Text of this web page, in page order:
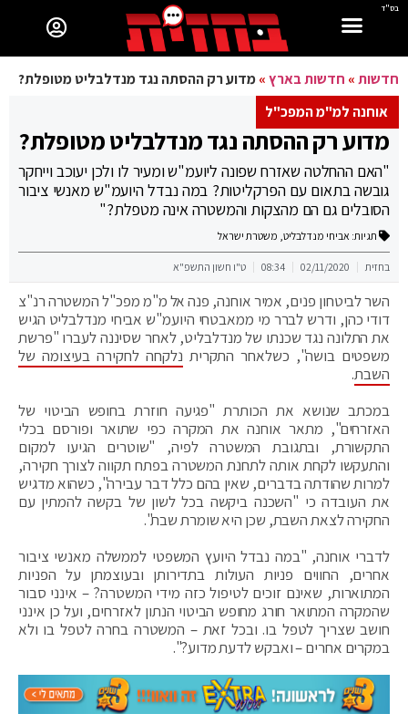
בס"ד
חדשות» חדשות בארץ»מדוע רק ההסתה נגד מנדלבליט מטופלת?
אוחנה למ"מ המפכ"ל
מדוע רק ההסתה נגד מנדלבליט מטופלת?
"האם ההחלטה שאזרח שפונה ליועמ"ש ומעיר לו ולכן יעוכב וייחקר
גובשה בתאום עם הפרקליטות? במה נבדל היועמ"ש מאנשי ציבור
הסובלים גם הם מהצקות והמשטרה אינה מטפלת?"
תגיות: אביחי מנדלבליט, משטרת ישראל
בחזית 02/11/2020
08:34 ט"ו חשון התשפ"א
השר לביטחון פנים, אמיר אוחנה, פנה אל מ"מ מפכ"ל המשטרה רנ"צ
דודי כהן, ודרש לברר מי ממאבטחי היועמ"ש אביחי מנדלבליט הגיש
את התלונה נגד שכנתו של מנדלבליט, לאחר שסיננה לעברו "פרשת
משפטים בושה", כשלאחר התקרית נלקחה לחקירה בעיצומה של
השבת.
במכתב שנושא את הכותרת "פגיעה חוזרת בחופש הביטוי של
האזרחים", מתאר אוחנה את המקרה כפי שתואר ופורסם בכלי
התקשורת, ובתגובת המשטרה לפיה, "שוטרים הגיעו למקום
והתעקשו לקחת אותה לתחנת המשטרה בפתח תקווה לצורך חקירה,
למרות שהודתה בדברים, שאין בהם כלל דבר עבירה", כשהוא מדגיש
את העובדה כי "השכנה ביקשה בכל לשון של בקשה להמתין עם
החקירה לצאת השבת, שכן היא שומרת שבת".
לדברי אוחנה, "במה נבדל היועץ המשפטי לממשלה מאנשי ציבור
אחרים, החווים פניות העולות בתדירותן ובעוצמתן על הפניות
המתוארות, שאינם זוכים לטיפול כזה מידי המשטרה? – אינני סבור
שהמקרה המתואר חורג מחופש הביטוי הנתון לאזרחים, ועל כן אינני
חושב שצריך לטפל בו. ובכל זאת – המשטרה בחרה לטפל בו ולא
במקרים אחרים – ואבקש לדעת מדוע?".